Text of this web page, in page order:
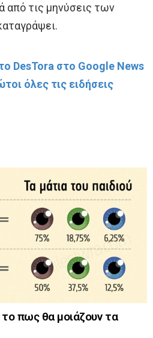
από τις μηνύσεις των
DesTora στο Google News
όλες τις ειδήσεις
πως θα μοιάζουν τα